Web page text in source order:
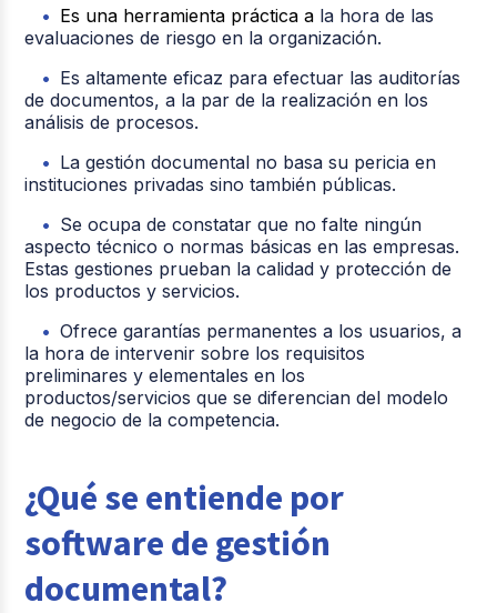
Es una herramienta práctica a la hora de las
evaluaciones de riesgo en la organización.
Es altamente eficaz para efectuar las auditorías
de documentos, a la par de la realización en los
análisis de procesos.
La gestión documental no basa su pericia en
instituciones privadas sino también públicas.
Se ocupa de constatar que no falte ningún
aspecto técnico o normas básicas en las empresas.
Estas gestiones prueban la calidad y protección de
los productos y servicios.
Ofrece garantías permanentes a los usuarios, a
la hora de intervenir sobre los requisitos
preliminares y elementales en los
productos/servicios que se diferencian del modelo
de negocio de la competencia.
¿Qué se entiende por
software de gestión
documental?